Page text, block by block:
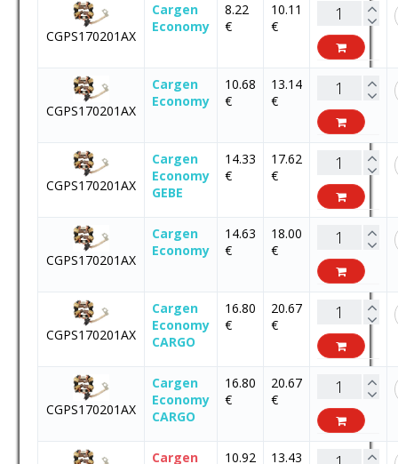
CGPS170201AX
Cargen
Economy
8.22
€
10.11
€
CGPS170201AX
Cargen
Economy
10.68
€
13.14
€
CGPS170201AX
Cargen
Economy
GEBE
14.33
€
17.62
€
CGPS170201AX
Cargen
Economy
14.63
€
18.00
€
CGPS170201AX
Cargen
Economy
CARGO
16.80
€
20.67
€
CGPS170201AX
Cargen
Economy
CARGO
16.80
€
20.67
€
Cargen
10.92
13.43